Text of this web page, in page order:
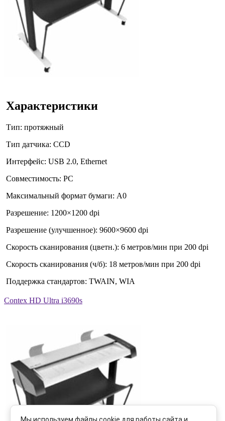
Характеристики
Тип: протяжный
Тип датчика: CCD
Интерфейс: USB 2.0, Ethernet
Совместимость: PC
Максимальный формат бумаги: A0
Разрешение: 1200×1200 dpi
Разрешение (улучшенное): 9600×9600 dpi
Скорость сканирования (цветн.): 6 метров/мин при 200 dpi
Скорость сканирования (ч/б): 18 метров/мин при 200 dpi
Поддержка стандартов: TWAIN, WIA
Contex HD Ultra i3690s